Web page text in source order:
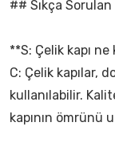
## Sıkça Sorulan
**S: Çelik kapı
C: Çelik kapılar,
kullanılabilir.
kapının ömrünü